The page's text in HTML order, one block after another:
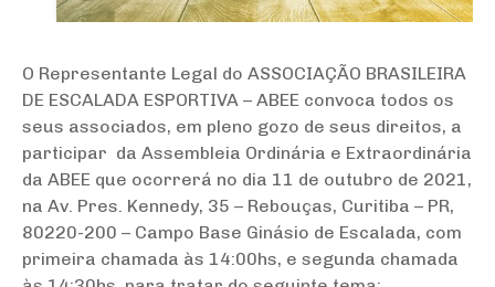
O Representante Legal do ASSOCIAÇÃO BRASILEIRA
DE ESCALADA ESPORTIVA – ABEE convoca todos os
seus associados, em pleno gozo de seus direitos, a
participar da Assembleia Ordinária e Extraordinária
da ABEE que ocorrerá no dia 11 de outubro de 2021,
na Av. Pres. Kennedy, 35 – Rebouças, Curitiba – PR,
80220-200 – Campo Base Ginásio de Escalada, com
primeira chamada às 14:00hs, e segunda chamada